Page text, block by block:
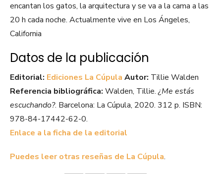
encantan los gatos, la arquitectura y se va a la cama a las
20 h cada noche. Actualmente vive en Los Ángeles,
California
Datos de la publicación
Editorial: Ediciones La Cúpula Autor: Tillie Walden
Referencia bibliográfica: Walden, Tillie.¿Me estás
escuchando?. Barcelona: La Cúpula, 2020. 312 p. ISBN:
978-84-17442-62-0.
Enlace a la ficha de la editorial
Puedes leer otras reseñas de La Cúpula.